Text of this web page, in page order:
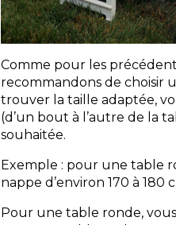
Comme pour les
recommandons de choisir
trouver la taille adaptée,
(d’un bout à l’autre de la
souhaitée.
Exemple : pour une table
nappe d’environ 170 à 180
Pour une table ronde,